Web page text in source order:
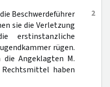
2
Beschwerdeführer
sie die Verletzung
erstinstanzliche
rügen.
die Angeklagten M.
Rechtsmittel haben